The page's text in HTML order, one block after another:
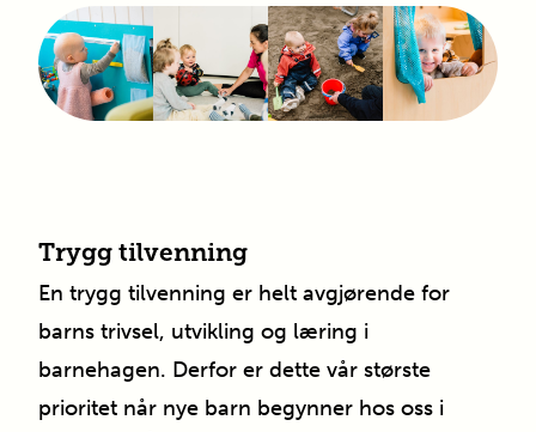
Trygg tilvenning
En trygg tilvenning er helt avgjørende for
barns trivsel, utvikling og læring i
barnehagen. Derfor er dette vår største
prioritet når nye barn begynner hos oss i